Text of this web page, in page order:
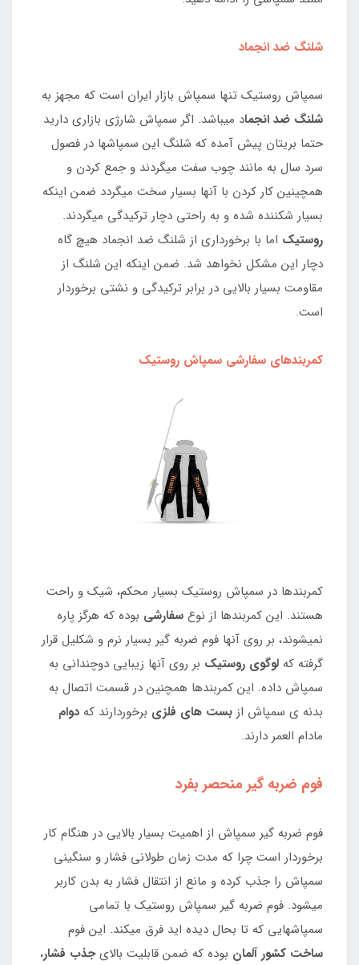
شلنگ ضد انجماد
سمپاش روستیک تنها سمپاش بازار ایران است که مجهز به
شلنگ ضد انجماد میباشد. اگر سمپاش شارژی بازاری دارید
حتما بریتان پیش آمده که شلنگ این سمپاشها در فصول
سرد سال به مانند چوب سفت میگردند و جمع کردن و
همچینین کار کردن با آنها بسیار سخت میگردد ضمن اینکه
بسیار شکننده شده و به راحتی دچار ترکیدگی میگردند.
روستیک اما با برخورداری از شلنگ ضد انجماد هیچ گاه
دچار این مشکل نخواهد شد. ضمن اینکه این شلنگ از
مقاومت بسیار بالایی در برابر ترکیدگی و نشتی برخوردار
است.
کمربندهای سفارشی سمپاش روستیک
کمربندها در سمپاش روستیک بسیار محکم، شیک و راحت
هستند. این کمربندها از نوع سفارشی بوده که هرگز پاره
نمیشوند، بر روی آنها فوم ضربه گیر بسیار نرم و شکلیل قرار
گرفته که لوگوی روستیک بر روی آنها زیبایی دوچندانی به
سمپاش داده. این کمربندها همچنین در قسمت اتصال به
بدنه ی سمپاش از بست های فلزی برخوردارند که دوام
مادام العمر دارند.
فوم ضربه گیر منحصر بفرد
فوم ضربه گیر سمپاش از اهمیت بسیار بالایی در هنگام کار
برخوردار است چرا که مدت زمان طولانی فشار و سنگینی
سمپاش را جذب کرده و مانع از انتقال فشار به بدن کاربر
میشود. فوم ضربه گیر سمپاش روستیک با تمامی
سمپاشهایی که تا بحال دیده اید فرق میکند. این فوم
ساخت کشور آلمان بوده که ضمن قابلیت بالایجذب فشار،